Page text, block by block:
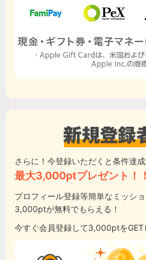
さらに！今登録いただくと条件達
最大3,000ptプレゼント！！
プロフィール登録等簡単なミッシ
3,000ptが無料でもらえる！
今すぐ会員登録して3,000ptをGET